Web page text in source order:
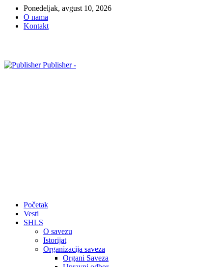
Ponedeljak, avgust 10, 2026
O nama
Kontakt
Publisher -
Početak
Vesti
SHLS
O savezu
Istorijat
Organizacija saveza
Organi Saveza